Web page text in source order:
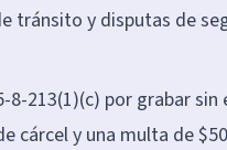
tránsito y disputas de
8-213(1)(c) por grabar
cárcel y una multa de